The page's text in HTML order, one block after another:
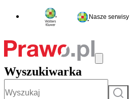
Nasze serwisy
Wyszukiwarka
Szukaj